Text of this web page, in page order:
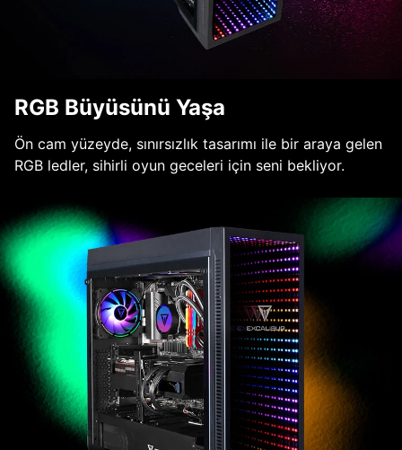
RGB Büyüsünü Yaşa
Ön cam yüzeyde, sınırsızlık tasarımı ile bir araya gelen
RGB ledler, sihirli oyun geceleri için seni bekliyor.